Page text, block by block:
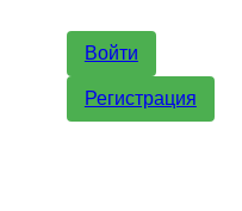
Войти
Регистрация